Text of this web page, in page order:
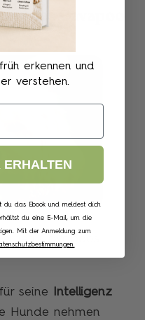
des Cavapoo
Cavapoos
seine
Intelligenz
Hunde nehmen
erkennen und
verstehen.
du das Ebook und meldest dich
du eine E-Mail, um die
Mit der Anmeldung zum